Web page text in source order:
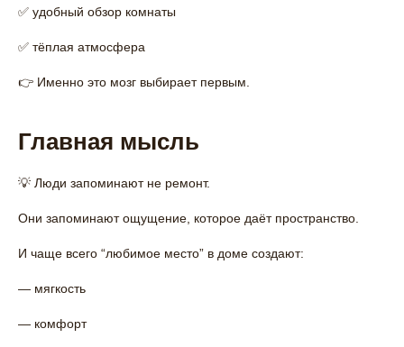
✅ удобный обзор комнаты
✅ тёплая атмосфера
👉 Именно это мозг выбирает первым.
Главная мысль
💡 Люди запоминают не ремонт.
Они запоминают ощущение, которое даёт пространство.
И чаще всего “любимое место” в доме создают:
— мягкость
— комфорт